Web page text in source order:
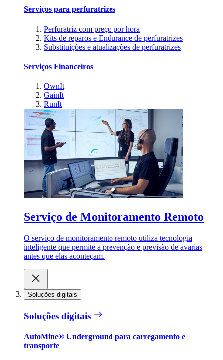
Serviços para perfuratrizes
Perfuratriz com preço por hora
Kits de reparos e Endurance de perfuratrizes
Substituições e atualizações de perfuratrizes
Serviços Financeiros
OwnIt
GainIt
RunIt
Serviço de Monitoramento Remoto
O serviço de monitoramento remoto utiliza tecnologia
inteligente que permite a prevenção e previsão de avarias
antes que elas aconteçam.
Soluções digitais
Soluções digitais
AutoMine® Underground para carregamento e
transporte